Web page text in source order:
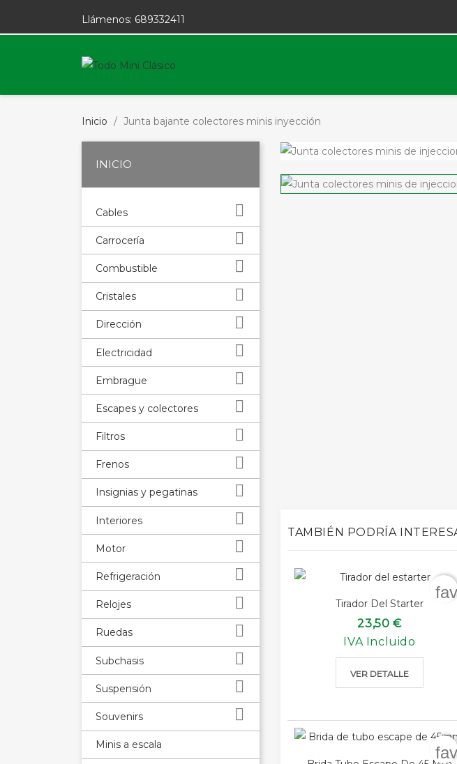
Llámenos: 689332411
Inicio Junta bajante colectores minis inyección
INICIO
Cables 
Carrocería 
Combustible 
Cristales 
Dirección 
Electricidad 
Embrague 
Escapes y colectores 
Filtros 
Frenos 
Insignias y pegatinas 
Interiores 
Motor 
Refrigeración 
Relojes 
Ruedas 
Subchasis 
Suspensión 
Souvenirs 
Minis a escala
TAMBIÉN PODRÍA
Tirador Del Starter
23,50 €
IVA Incluido
VER DETALLE